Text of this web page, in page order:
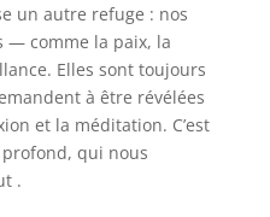
un autre refuge : nos
— comme la paix, la
Elles sont toujours
à être révélées
et la méditation. C’est
qui nous
.